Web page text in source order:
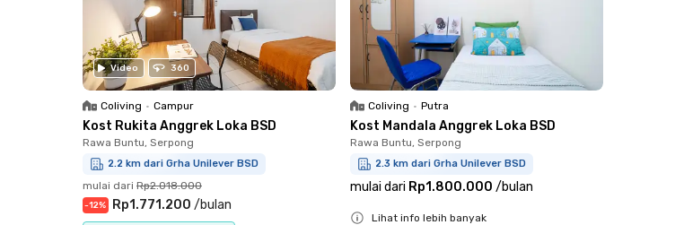
Video 360
Coliving • Campur
Kost Rukita Anggrek Loka BSD
Rawa Buntu, Serpong
2.2 km dari Grha Unilever BSD
mulai dari Rp2.018.000
-12% Rp1.771.200 /bulan
Coliving • Putra
Kost Mandala Anggrek Loka BSD
Rawa Buntu, Serpong
2.3 km dari Grha Unilever BSD
mulai dari Rp1.800.000 /bulan
Lihat info lebih banyak